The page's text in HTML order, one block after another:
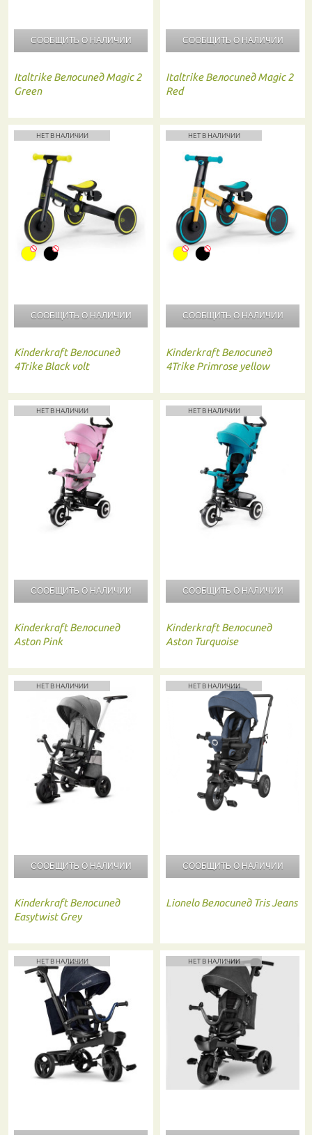
СООБЩИТЬ О НАЛИЧИИ
Italtrike Велосипед Magic 2
Green
СООБЩИТЬ О НАЛИЧИИ
Italtrike Велосипед Magic 2
Red
НЕТ В НАЛИЧИИ
СООБЩИТЬ О НАЛИЧИИ
Kinderkraft Велосипед
4Trike Black volt
НЕТ В НАЛИЧИИ
СООБЩИТЬ О НАЛИЧИИ
Kinderkraft Велосипед
4Trike Primrose yellow
НЕТ В НАЛИЧИИ
СООБЩИТЬ О НАЛИЧИИ
Kinderkraft Велосипед
Aston Pink
НЕТ В НАЛИЧИИ
СООБЩИТЬ О НАЛИЧИИ
Kinderkraft Велосипед
Aston Turquoise
НЕТ В НАЛИЧИИ
СООБЩИТЬ О НАЛИЧИИ
Kinderkraft Велосипед
Easytwist Grey
НЕТ В НАЛИЧИИ
СООБЩИТЬ О НАЛИЧИИ
Lionelo Велосипед Tris Jeans
НЕТ В НАЛИЧИИ НЕТ В НАЛИЧИИ